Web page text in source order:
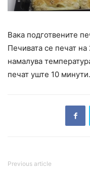
Вака подготвените
Печивата се печат
намалува
печат уште 10
Previous article